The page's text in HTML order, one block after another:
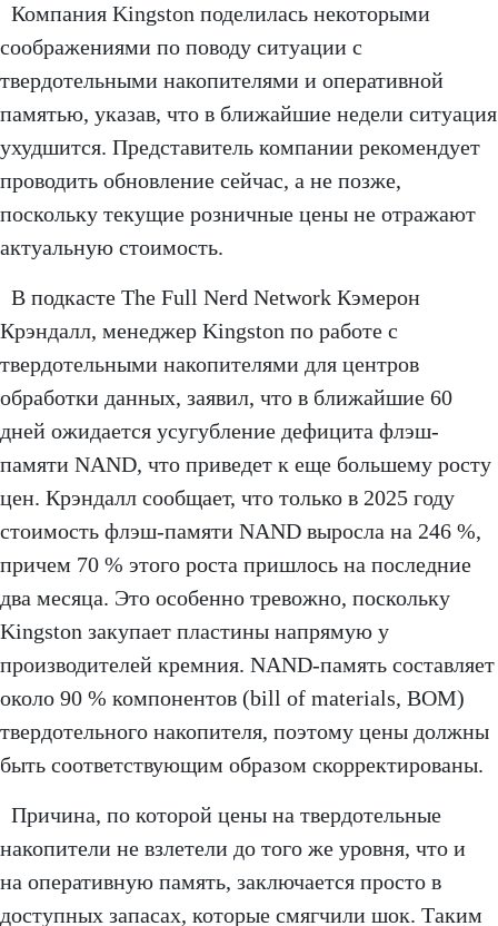
Компания Kingston поделилась некоторыми
соображениями по поводу ситуации с
твердотельными накопителями и оперативной
памятью, указав, что в ближайшие недели ситуация
ухудшится. Представитель компании рекомендует
проводить обновление сейчас, а не позже,
поскольку текущие розничные цены не отражают
актуальную стоимость.
В подкасте The Full Nerd Network Кэмерон
Крэндалл, менеджер Kingston по работе с
твердотельными накопителями для центров
обработки данных, заявил, что в ближайшие 60
дней ожидается усугубление дефицита флэш-
памяти NAND, что приведет к еще большему росту
цен. Крэндалл сообщает, что только в 2025 году
стоимость флэш-памяти NAND выросла на 246 %,
причем 70 % этого роста пришлось на последние
два месяца. Это особенно тревожно, поскольку
Kingston закупает пластины напрямую у
производителей кремния. NAND-память составляет
около 90 % компонентов (bill of materials, BOM)
твердотельного накопителя, поэтому цены должны
быть соответствующим образом скорректированы.
Причина, по которой цены на твердотельные
накопители не взлетели до того же уровня, что и
на оперативную память, заключается просто в
доступных запасах, которые смягчили шок. Таким